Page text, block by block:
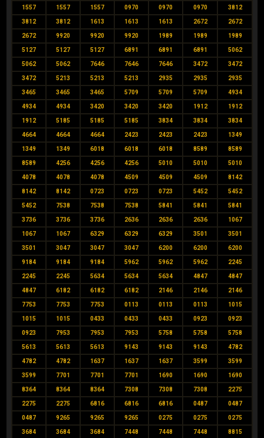
1557 1557 1557 0970 0970 0970 3812
3812 3812 1613 1613 1613 2672 2672
2672 9920 9920 9920 1989 1989 1989
5127 5127 5127 6891 6891 6891 5062
5062 5062 7646 7646 7646 3472 3472
3472 5213 5213 5213 2935 2935 2935
3465 3465 3465 5709 5709 5709 4934
4934 4934 3420 3420 3420 1912 1912
1912 5185 5185 5185 3834 3834 3834
4664 4664 4664 2423 2423 2423 1349
1349 1349 6018 6018 6018 8589 8589
8589 4256 4256 4256 5010 5010 5010
4078 4078 4078 4509 4509 4509 8142
8142 8142 0723 0723 0723 5452 5452
5452 7538 7538 7538 5841 5841 5841
3736 3736 3736 2636 2636 2636 1067
1067 1067 6329 6329 6329 3501 3501
3501 3047 3047 3047 6200 6200 6200
9184 9184 9184 5962 5962 5962 2245
2245 2245 5634 5634 5634 4847 4847
4847 6182 6182 6182 2146 2146 2146
7753 7753 7753 0113 0113 0113 1015
1015 1015 0433 0433 0433 0923 0923
0923 7953 7953 7953 5758 5758 5758
5613 5613 5613 9143 9143 9143 4782
4782 4782 1637 1637 1637 3599 3599
3599 7701 7701 7701 1690 1690 1690
8364 8364 8364 7308 7308 7308 2275
2275 2275 6816 6816 6816 0487 0487
0487 9265 9265 9265 0275 0275 0275
3684 3684 3684 7448 7448 7448 8815